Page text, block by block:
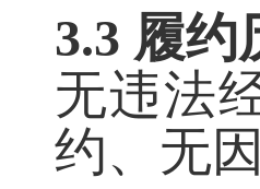
3.3 履约
无违法
约、无